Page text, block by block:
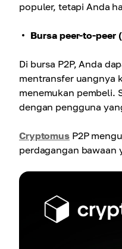
populer, tetapi Anda
Bursa peer-to-peer
Di bursa P2P, Anda
mentransfer uangnya
menemukan pembeli.
dengan pengguna
CryptomusP2P
perdagangan bawaan